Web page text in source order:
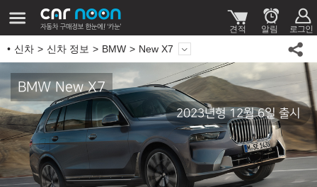
신차 신차 정보 BMW New X7
BMW New X7
2023년형 12월 6일 출시